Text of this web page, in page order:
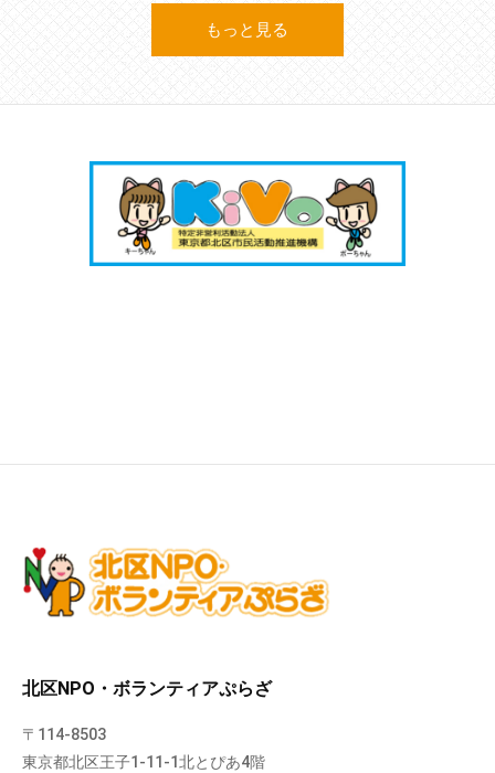
もっと見る
北区NPO・ボランティアぷらざ
〒114-8503
東京都北区王子1-11-1北とぴあ4階